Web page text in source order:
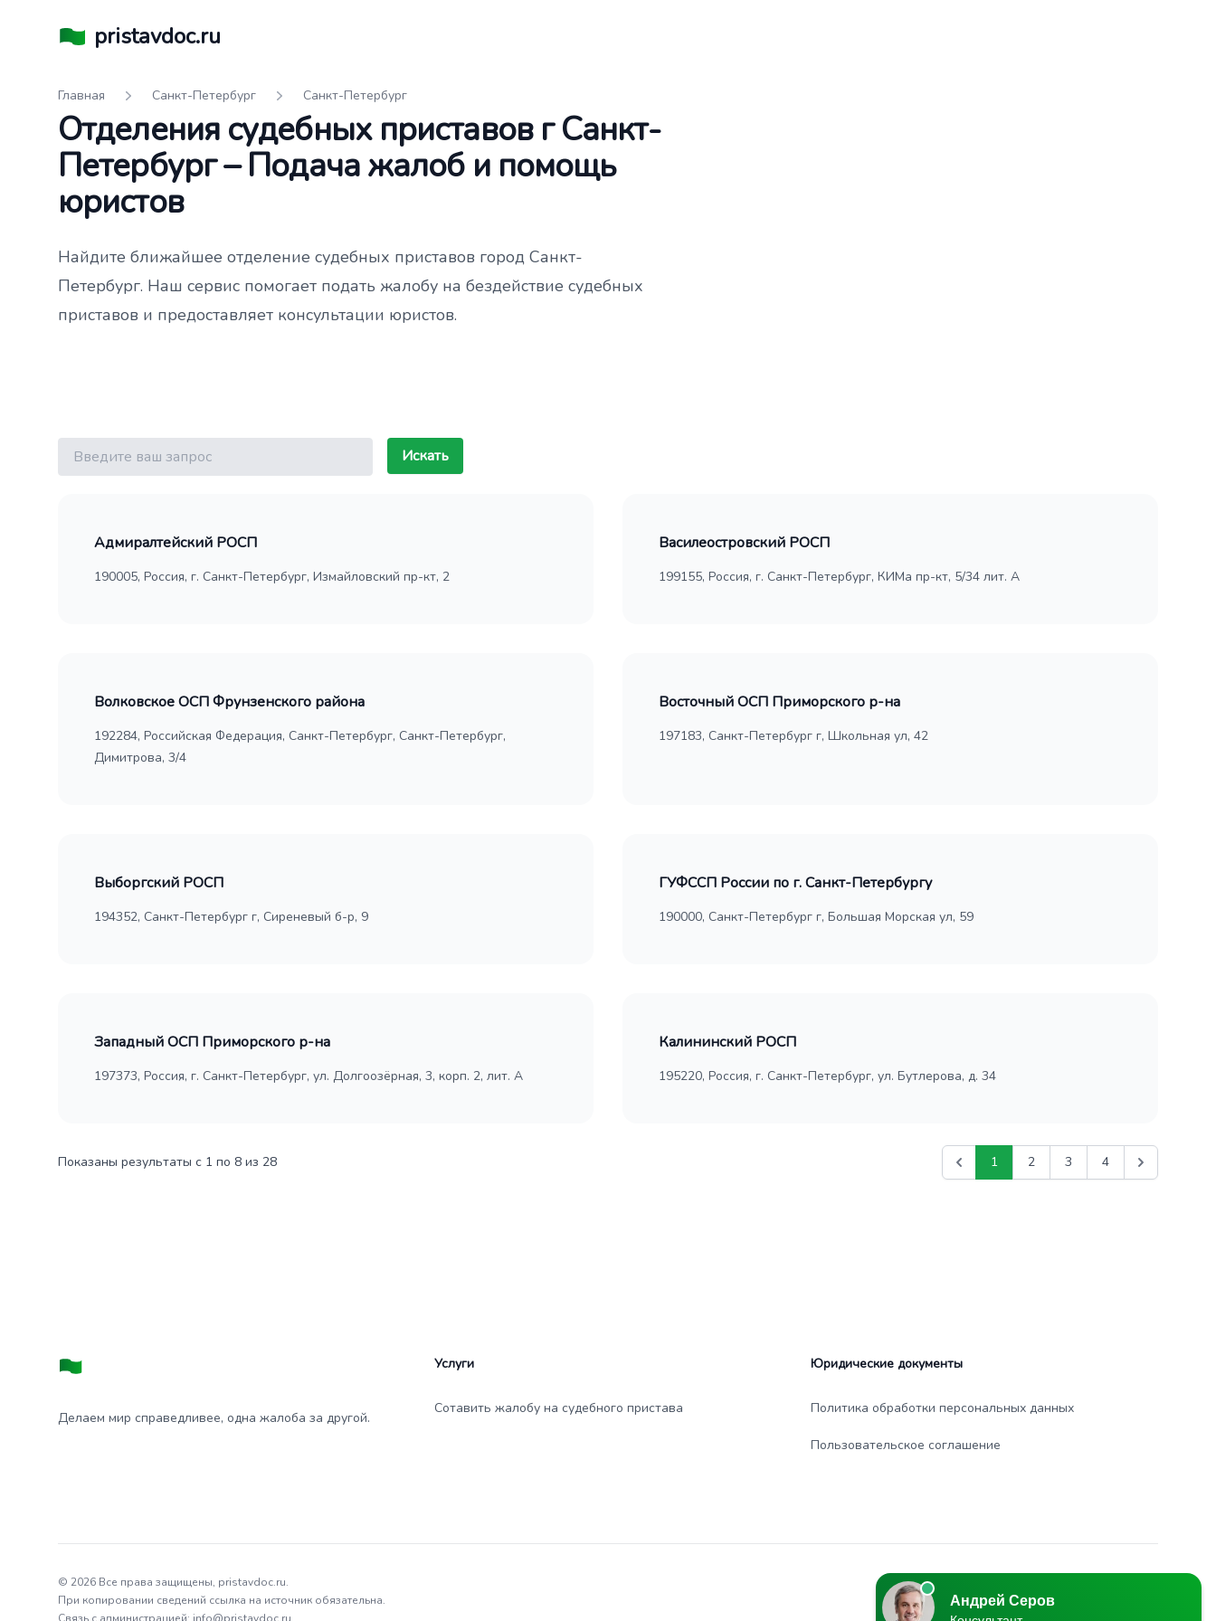
pristavdoc.ru
Главная Санкт-Петербург Санкт-Петербург
Отделения судебных приставов г Санкт-
Петербург – Подача жалоб и помощь
юристов
Найдите ближайшее отделение судебных приставов город Санкт-
Петербург. Наш сервис помогает подать жалобу на бездействие судебных
приставов и предоставляет консультации юристов.
Поиск Искать
Адмиралтейский РОСП
190005, Россия, г. Санкт-Петербург, Измайловский пр-кт, 2
Василеостровский РОСП
199155, Россия, г. Санкт-Петербург, КИМа пр-кт, 5/34 лит. А
Волковское ОСП Фрунзенского района
192284, Российская Федерация, Санкт-Петербург, Санкт-Петербург,
Димитрова, 3/4
Восточный ОСП Приморского р-на
197183, Санкт-Петербург г, Школьная ул, 42
Выборгский РОСП
194352, Санкт-Петербург г, Сиреневый б-р, 9
ГУФССП России по г. Санкт-Петербургу
190000, Санкт-Петербург г, Большая Морская ул, 59
Западный ОСП Приморского р-на
197373, Россия, г. Санкт-Петербург, ул. Долгоозёрная, 3, корп. 2, лит. А
Калининский РОСП
195220, Россия, г. Санкт-Петербург, ул. Бутлерова, д. 34
Показаны результаты с 1 по 8 из 28 1 2 3 4
Делаем мир справедливее, одна жалоба за другой.
Услуги
Сотавить жалобу на судебного пристава
Юридические документы
Политика обработки персональных данных
Пользовательское соглашение
© 2026 Все права защищены, pristavdoc.ru.
При копировании сведений ссылка на источник обязательна.